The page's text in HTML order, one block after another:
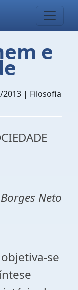
e
2013 | Filosofia
Neto
se